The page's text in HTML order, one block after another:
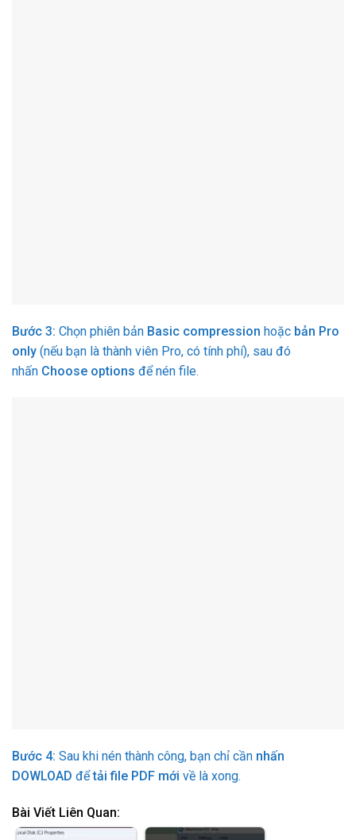
Bước 3: Chọn phiên bản Basic compression hoặc bản Pro
only (nếu bạn là thành viên Pro, có tính phí), sau đó
nhấn Choose options để nén file.
Bước 4: Sau khi nén thành công, bạn chỉ cần nhấn
DOWLOAD đểtải file PDF mới về là xong.
Bài Viết Liên Quan: